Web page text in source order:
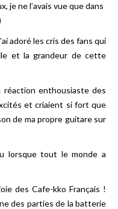
je ne l’avais vue que dans
adoré les cris des fans qui
et la grandeur de cette
réaction enthousiaste des
et criaient si fort que
de ma propre guitare sur
lorsque tout le monde a
des Cafe-kko Français !
des parties de la batterie